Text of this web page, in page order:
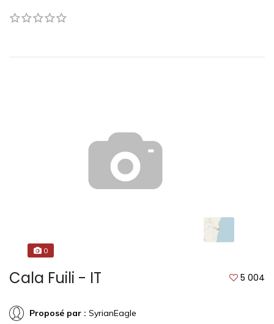
0
Cala Fuili - IT 5 004
Proposé par : SyrianEagle